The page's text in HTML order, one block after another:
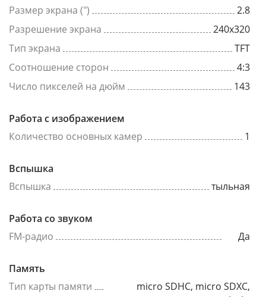
Размер экрана (")
2.8
Разрешение экрана
240x320
Тип экрана
TFT
Соотношение сторон
4:3
Число пикселей на дюйм
143
Работа с изображением
Количество основных камер
1
Вспышка
Вспышка
тыльная
Работа со звуком
FM-радио
Да
Память
Тип карты памяти
micro SDHC, micro SDXC,